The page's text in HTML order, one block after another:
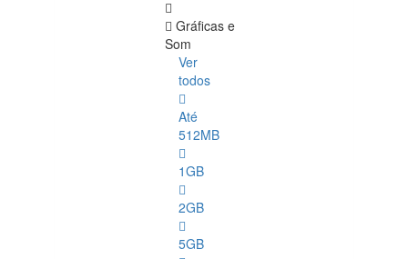
Gráficas e
Som
Ver
todos
Até
512MB
1GB
2GB
5GB